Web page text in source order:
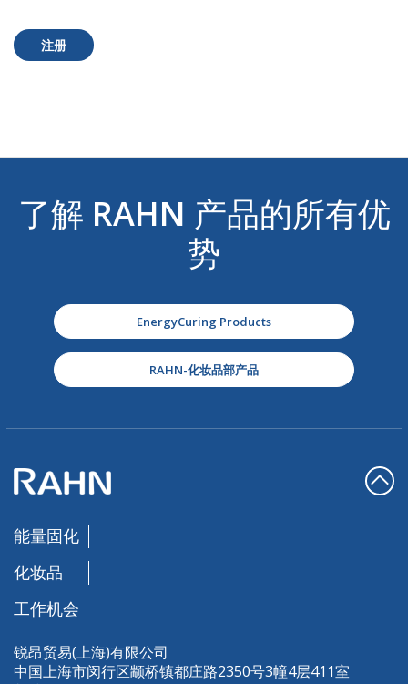
注册
了解 RAHN 产品的所有优
势
EnergyCuring Products
RAHN-化妆品部产品
锐昂贸易(上海)有限公司
中国上海市闵行区颛桥镇都庄路2350号3幢4层411室
能量固化
化妆品
工作机会